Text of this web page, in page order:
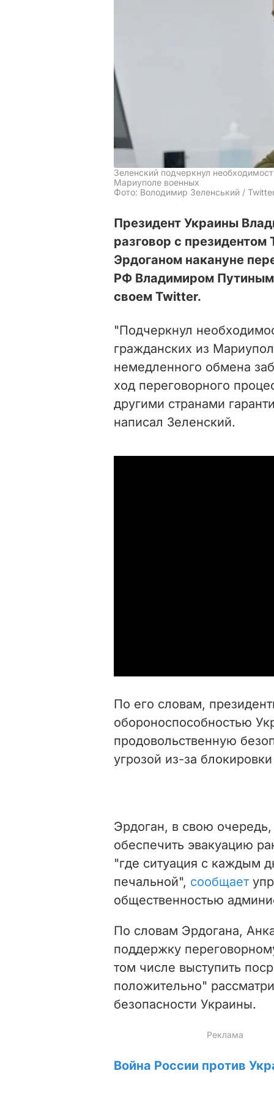
Зеленский подчеркнул
Мариуполе военных
Фото: Володимир Зеленський /
Президент Украины
разговор с
Эрдоганом накануне
РФ Владимиром
своем Twitter.
"Подчеркнул
гражданских из
немедленного обмена
ход переговорного
другими странами
написал Зеленский.
По его словам,
обороноспособностью
продовольственную
угрозой из-за
Эрдоган, в свою
обеспечить эвакуацию
"где ситуация с каждым
печальной", сообщает
общественностью
По словам Эрдогана,
поддержку
том числе выступить
положительно"
безопасности Украины.
Война России против